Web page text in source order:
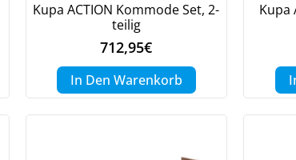
Kupa ACTION Kommode Set, 2-
teilig
712,95€
In Den Warenkorb
Kupa